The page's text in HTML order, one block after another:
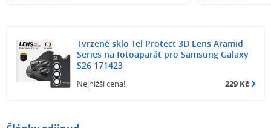
Tvrzené sklo Tel Protect 3D Lens Aramid
Series na fotoaparát pro Samsung Galaxy
S26 171423
Nejnižší cena! 229 Kč